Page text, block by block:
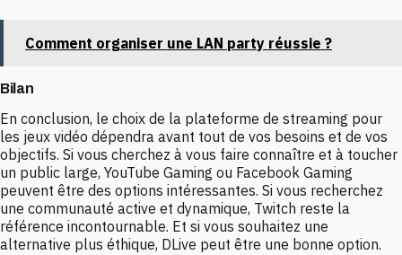
Comment organiser une LAN party réussie ?
Bilan
En conclusion, le choix de la plateforme de streaming pour
les jeux vidéo dépendra avant tout de vos besoins et de vos
objectifs. Si vous cherchez à vous faire connaître et à toucher
un public large, YouTube Gaming ou Facebook Gaming
peuvent être des options intéressantes. Si vous recherchez
une communauté active et dynamique, Twitch reste la
référence incontournable. Et si vous souhaitez une
alternative plus éthique, DLive peut être une bonne option.